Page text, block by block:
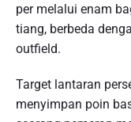
per melalui enam
tiang, berbeda
outfield.
Target lantaran
menyimpan poin